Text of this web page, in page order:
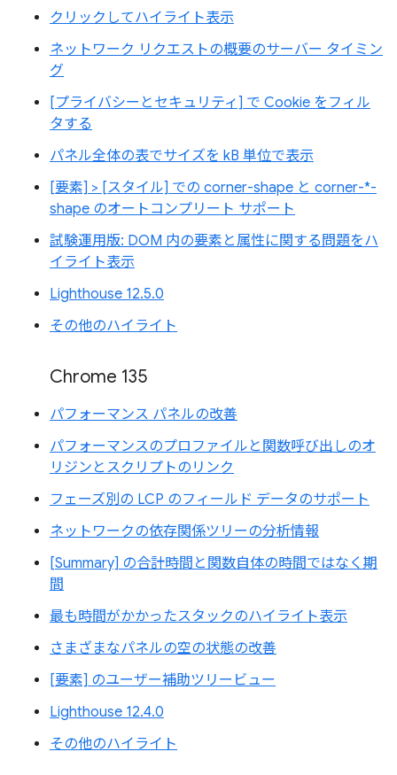
クリックしてハイライト表示
ネットワーク リクエストの概要のサーバー タイミン
グ
[プライバシーとセキュリティ] で Cookie をフィル
タする
パネル全体の表でサイズを kB 単位で表示
[要素] > [スタイル] での corner-shape と corner-*-
shape のオートコンプリート サポート
試験運用版: DOM 内の要素と属性に関する問題をハ
イライト表示
Lighthouse 12.5.0
その他のハイライト
Chrome 135
パフォーマンス パネルの改善
パフォーマンスのプロファイルと関数呼び出しのオ
リジンとスクリプトのリンク
フェーズ別の LCP のフィールド データのサポート
ネットワークの依存関係ツリーの分析情報
[Summary] の合計時間と関数自体の時間ではなく期
間
最も時間がかかったスタックのハイライト表示
さまざまなパネルの空の状態の改善
[要素] のユーザー補助ツリービュー
Lighthouse 12.4.0
その他のハイライト